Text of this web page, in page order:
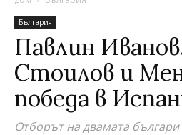
България
Павлин
Стоилов и
победа в
Отборът на двамата българи